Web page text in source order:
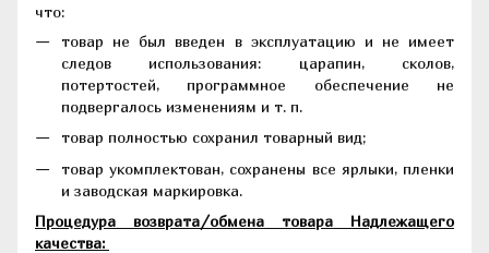
что:
товар не был введен в эксплуатацию и не имеет
следов использования: царапин, сколов,
потертостей, программное обеспечение не
подвергалось изменениям и т. п.
товар полностью сохранил товарный вид;
товар укомплектован, сохранены все ярлыки, пленки
и заводская маркировка.
Процедура возврата/обмена товара Надлежащего
качества: